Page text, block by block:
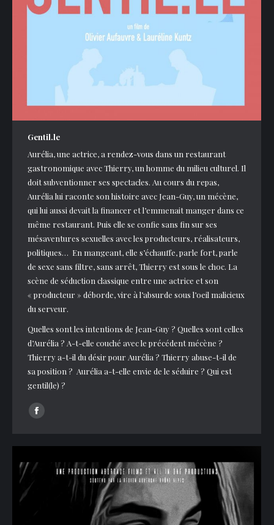
Gentil.le
Aurélia, une actrice, a rendez-vous dans un restaurant
gastronomique avec Thierry, un homme du milieu culturel. Il
doit subventionner ses spectacles. Au cours du repas,
Aurélia lui raconte son histoire avec Jean-Guy, un mécène,
qui lui aussi devait la financer et l’emmenait manger dans ce
même restaurant. Puis elle se confie sans fin sur ses
mésaventures sexuelles avec les producteurs, réalisateurs,
politiques… En mangeant, elle s’échauffe, parle fort, parle
de sexe sans filtre, sans arrêt, Thierry est sous le choc. La
scène de séduction classique entre une actrice et son
« producteur » déborde, vire à l’absurde sous l’oeil malicieux
du serveur.
Quelles sont les intentions de Jean-Guy ? Quelles sont celles
d’Aurélia ? A-t-elle couché avec le précédent mécène ?
Thierry a-t-il du désir pour Aurélia ? Thierry abuse-t-il de
sa position ? Aurélia a-t-elle envie de le séduire ? Qui est
gentil(le) ?
Facebook